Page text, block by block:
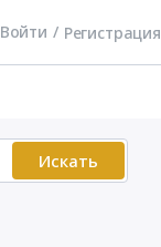
Войти / Регистрация
Искать